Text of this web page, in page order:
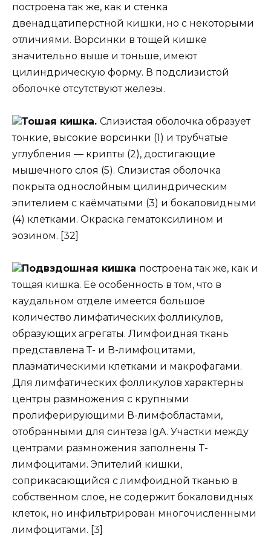
построена так же, как и стенка
двенадцатиперстной кишки, но с некоторыми
отличиями. Ворсинки в тощей кишке
значительно выше и тоньше, имеют
цилиндрическую форму. В подслизистой
оболочке отсутствуют железы.
Тошая кишка. Слизистая оболочка образует
тонкие, высокие ворсинки (1) и трубчатые
углубления — крипты (2), достигающие
мышечного слоя (5). Слизистая оболочка
покрыта однослойным цилиндрическим
эпителием с каёмчатыми (3) и бокаловидными
(4) клетками. Окраска гематоксилином и
эозином. [32]
Подвздошная кишка построена так же, как и
тощая кишка. Её особенность в том, что в
каудальном отделе имеется большое
количество лимфатических фолликулов,
образующих агрегаты. Лимфоидная ткань
представлена Т- и В-лимфоцитами,
плазматическими клетками и макрофагами.
Для лимфатических фолликулов характерны
центры размножения с крупными
пролиферирующими В-лимфобластами,
отобранными для синтеза IgA. Участки между
центрами размножения заполнены T-
лимфоцитами. Эпителий кишки,
соприкасающийся с лимфоидной тканью в
собственном слое, не содержит бокаловидных
клеток, но инфильтрирован многочисленными
лимфоцитами. [3]